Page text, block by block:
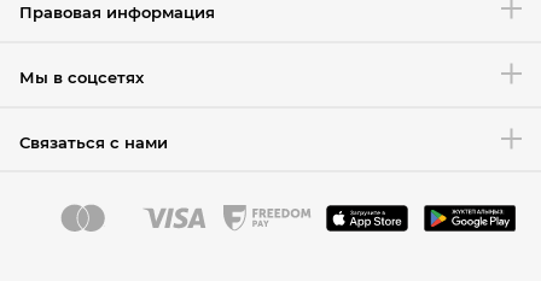
Правовая информация
Мы в соцсетях
Связаться с нами